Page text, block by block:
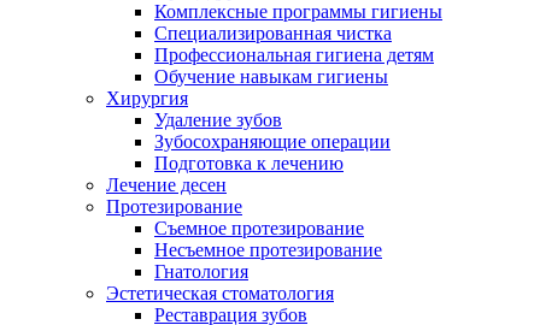
Комплексные программы гигиены
Специализированная чистка
Профессиональная гигиена детям
Обучение навыкам гигиены
Хирургия
Удаление зубов
Зубосохраняющие операции
Подготовка к лечению
Лечение десен
Протезирование
Съемное протезирование
Несъемное протезирование
Гнатология
Эстетическая стоматология
Реставрация зубов